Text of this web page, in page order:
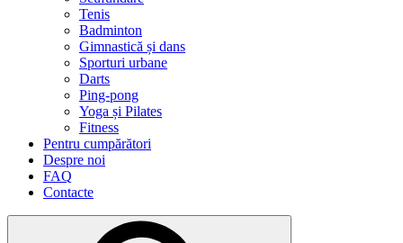
Tenis
Badminton
Gimnastică și dans
Sporturi urbane
Darts
Ping-pong
Yoga și Pilates
Fitness
Pentru cumpărători
Despre noi
FAQ
Contacte